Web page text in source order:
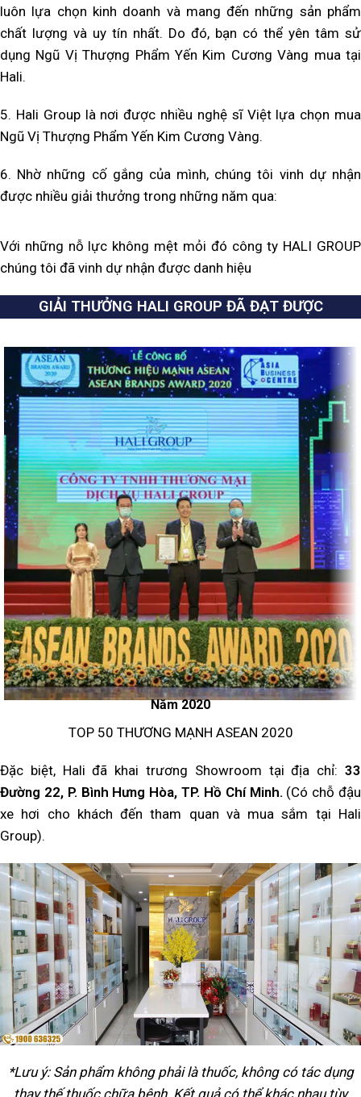
luôn lựa chọn kinh doanh và mang đến những sản phẩm
chất lượng và uy tín nhất. Do đó, bạn có thể yên tâm sử
dụng Ngũ Vị Thượng Phẩm Yến Kim Cương Vàng mua tại
Hali.
5. Hali Group là nơi được nhiều nghệ sĩ Việt lựa chọn mua
Ngũ Vị Thượng Phẩm Yến Kim Cương Vàng.
6. Nhờ những cố gắng của mình, chúng tôi vinh dự nhận
được nhiều giải thưởng trong những năm qua:
Với những nỗ lực không mệt mỏi đó công ty HALI GROUP
chúng tôi đã vinh dự nhận được danh hiệu
GIẢI THƯỞNG HALI GROUP ĐÃ ĐẠT ĐƯỢC
Năm 2020
TOP 50 THƯƠNG MẠNH ASEAN 2020
Đặc biệt, Hali đã khai trương Showroom tại địa chỉ: 33
Đường 22, P. Bình Hưng Hòa, TP. Hồ Chí Minh. (Có chỗ đậu
xe hơi cho khách đến tham quan và mua sắm tại Hali
Group).
*Lưu ý: Sản phẩm không phải là thuốc, không có tác dụng
thay thế thuốc chữa bệnh. Kết quả có thể khác nhau tùy